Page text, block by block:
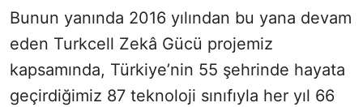
Bunun yanında 2016 yılından bu yana devam
eden Turkcell Zekâ Gücü projemiz
kapsamında, Türkiye’nin 55 şehrinde hayata
geçirdiğimiz 87 teknoloji sınıfıyla her yıl 66